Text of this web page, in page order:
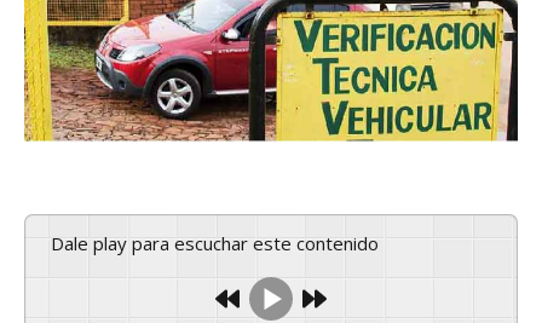
Dale play para escuchar este contenido